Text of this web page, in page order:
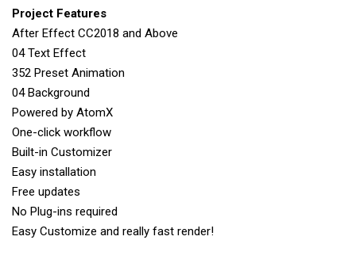
Project Features
After Effect CC2018 and Above
04 Text Effect
352 Preset Animation
04 Background
Powered by AtomX
One-click workflow
Built-in Customizer
Easy installation
Free updates
No Plug-ins required
Easy Customize and really fast render!